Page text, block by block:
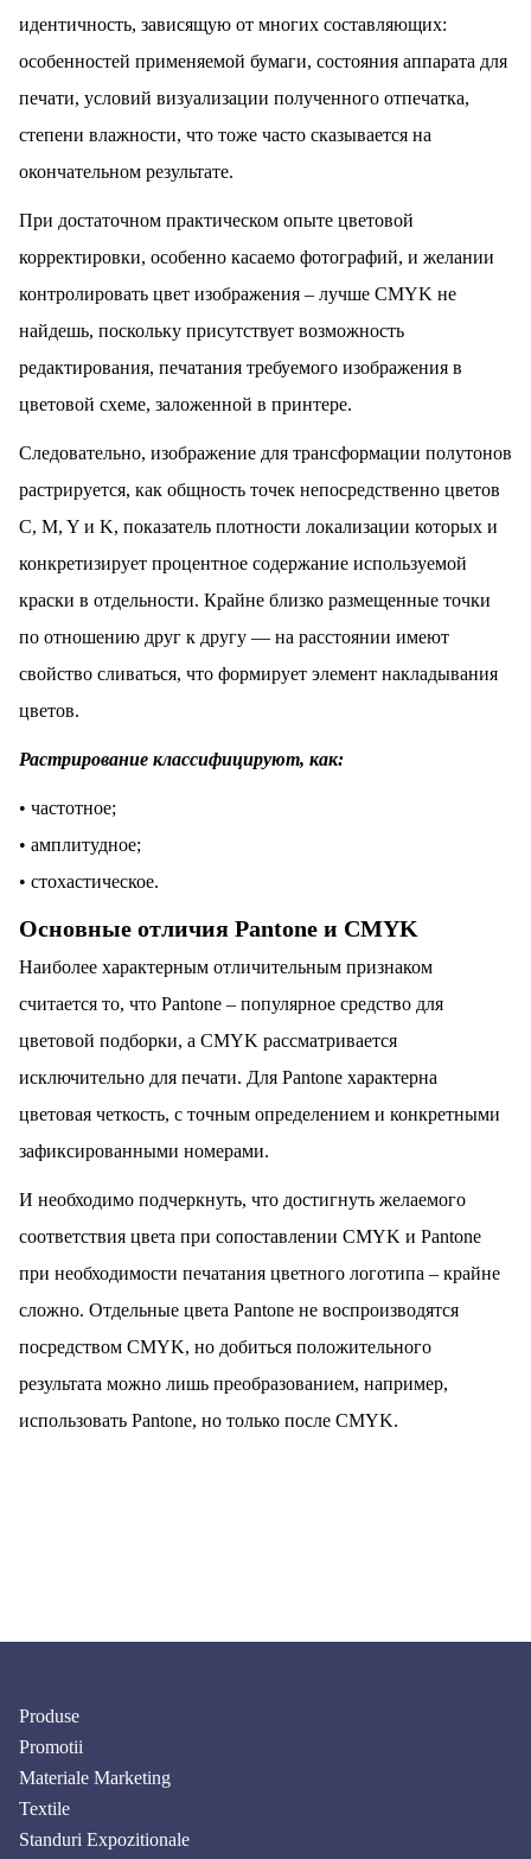
идентичность, зависящую от многих составляющих:
особенностей применяемой бумаги, состояния аппарата для
печати, условий визуализации полученного отпечатка,
степени влажности, что тоже часто сказывается на
окончательном результате.
При достаточном практическом опыте цветовой
корректировки, особенно касаемо фотографий, и желании
контролировать цвет изображения – лучше CMYK не
найдешь, поскольку присутствует возможность
редактирования, печатания требуемого изображения в
цветовой схеме, заложенной в принтере.
Следовательно, изображение для трансформации полутонов
растрируется, как общность точек непосредственно цветов
C, M, Y и K, показатель плотности локализации которых и
конкретизирует процентное содержание используемой
краски в отдельности. Крайне близко размещенные точки
по отношению друг к другу — на расстоянии имеют
свойство сливаться, что формирует элемент накладывания
цветов.
Растрирование классифицируют, как:
• частотное;
• амплитудное;
• стохастическое.
Основные отличия Pantone и CMYK
Наиболее характерным отличительным признаком
считается то, что Pantone – популярное средство для
цветовой подборки, а CMYK рассматривается
исключительно для печати. Для Pantone характерна
цветовая четкость, с точным определением и конкретными
зафиксированными номерами.
И необходимо подчеркнуть, что достигнуть желаемого
соответствия цвета при сопоставлении CMYK и Pantone
при необходимости печатания цветного логотипа – крайне
сложно. Отдельные цвета Pantone не воспроизводятся
посредством CMYK, но добиться положительного
результата можно лишь преобразованием, например,
использовать Pantone, но только после CMYK.
Produse
Promotii
Materiale Marketing
Textile
Standuri Expozitionale